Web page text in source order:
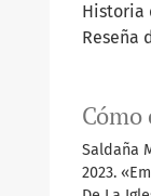
Historia
Reseña
Saldaña
2023.